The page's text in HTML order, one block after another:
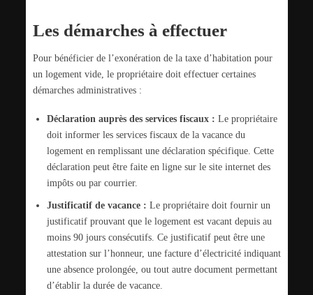
Les démarches à effectuer
Pour bénéficier de l’exonération de la taxe d’habitation pour
un logement vide, le propriétaire doit effectuer certaines
démarches administratives :
Déclaration auprès des services fiscaux : Le propriétaire
doit informer les services fiscaux de la vacance du
logement en remplissant une déclaration spécifique. Cette
déclaration peut être faite en ligne sur le site internet des
impôts ou par courrier.
Justificatif de vacance : Le propriétaire doit fournir un
justificatif prouvant que le logement est vacant depuis au
moins 90 jours consécutifs. Ce justificatif peut être une
attestation sur l’honneur, une facture d’électricité indiquant
une absence prolongée, ou tout autre document permettant
d’établir la durée de vacance.